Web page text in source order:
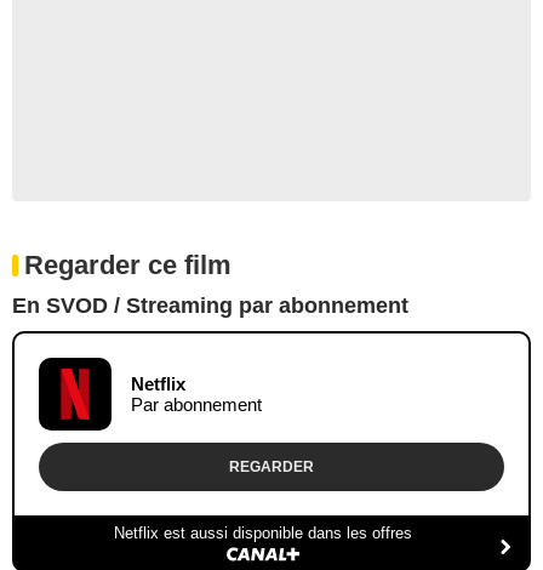
Regarder ce film
En SVOD / Streaming par abonnement
Netflix
Par abonnement
REGARDER
Netflix est aussi disponible dans les offres